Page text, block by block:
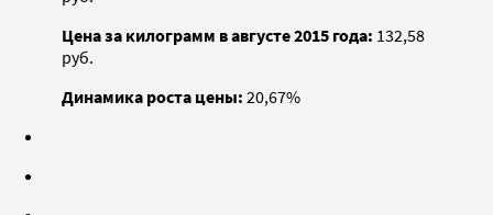
Цена за килограмм в августе 2015 года: 132,58
руб.
Динамика роста цены: 20,67%